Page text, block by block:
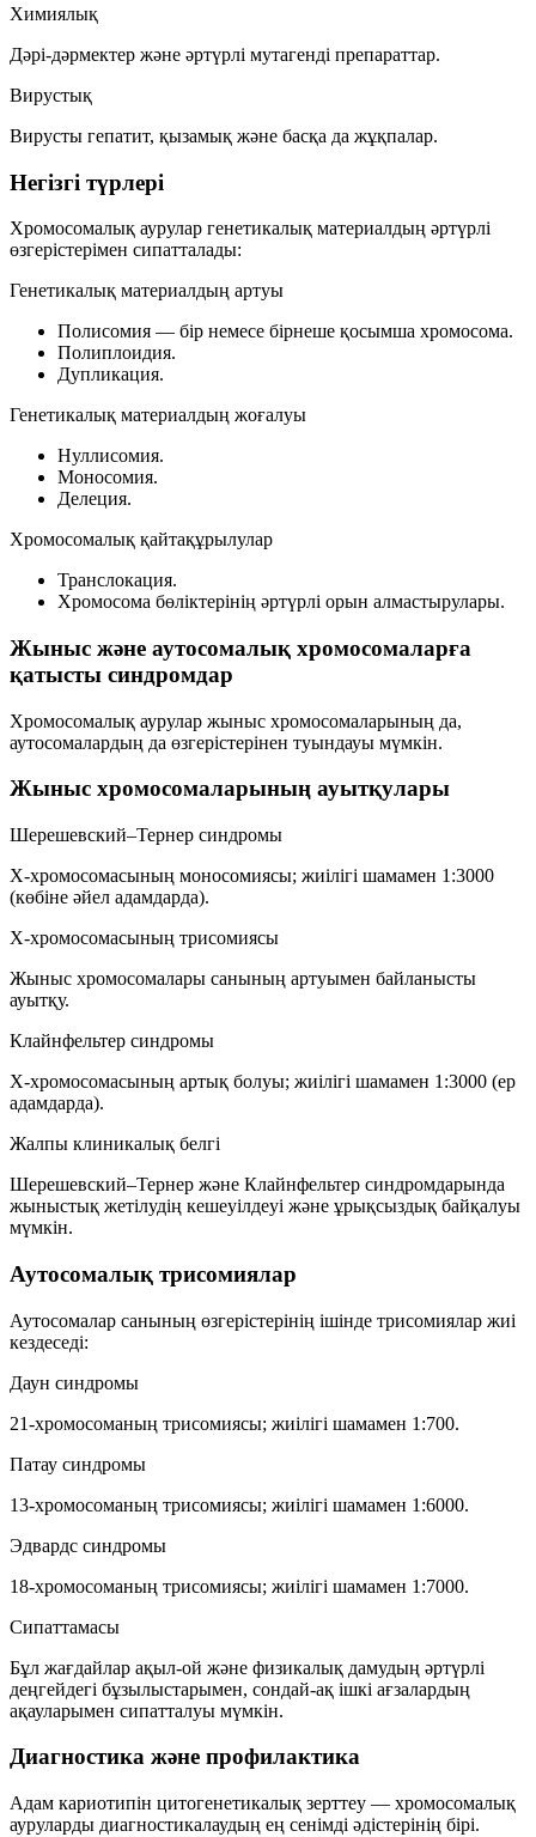
Химиялық
Дәрі-дәрмектер және әртүрлі мутагенді препараттар.
Вирустық
Вирусты гепатит, қызамық және басқа да жұқпалар.
Негізгі түрлері
Хромосомалық аурулар генетикалық материалдың әртүрлі
өзгерістерімен сипатталады:
Генетикалық материалдың артуы
Полисомия — бір немесе бірнеше қосымша хромосома.
Полиплоидия.
Дупликация.
Генетикалық материалдың жоғалуы
Нуллисомия.
Моносомия.
Делеция.
Хромосомалық қайтақұрылулар
Транслокация.
Хромосома бөліктерінің әртүрлі орын алмастырулары.
Жыныс және аутосомалық хромосомаларға
қатысты синдромдар
Хромосомалық аурулар жыныс хромосомаларының да,
аутосомалардың да өзгерістерінен туындауы мүмкін.
Жыныс хромосомаларының ауытқулары
Шерешевский–Тернер синдромы
Х-хромосомасының моносомиясы; жиілігі шамамен 1:3000
(көбіне әйел адамдарда).
Х-хромосомасының трисомиясы
Жыныс хромосомалары санының артуымен байланысты
ауытқу.
Клайнфельтер синдромы
Х-хромосомасының артық болуы; жиілігі шамамен 1:3000 (ер
адамдарда).
Жалпы клиникалық белгі
Шерешевский–Тернер және Клайнфельтер синдромдарында
жыныстық жетілудің кешеуілдеуі және ұрықсыздық байқалуы
мүмкін.
Аутосомалық трисомиялар
Аутосомалар санының өзгерістерінің ішінде трисомиялар жиі
кездеседі:
Даун синдромы
21-хромосоманың трисомиясы; жиілігі шамамен 1:700.
Патау синдромы
13-хромосоманың трисомиясы; жиілігі шамамен 1:6000.
Эдвардс синдромы
18-хромосоманың трисомиясы; жиілігі шамамен 1:7000.
Сипаттамасы
Бұл жағдайлар ақыл-ой және физикалық дамудың әртүрлі
деңгейдегі бұзылыстарымен, сондай-ақ ішкі ағзалардың
ақауларымен сипатталуы мүмкін.
Диагностика және профилактика
Адам кариотипін цитогенетикалық зерттеу — хромосомалық
ауруларды диагностикалаудың ең сенімді әдістерінің бірі.